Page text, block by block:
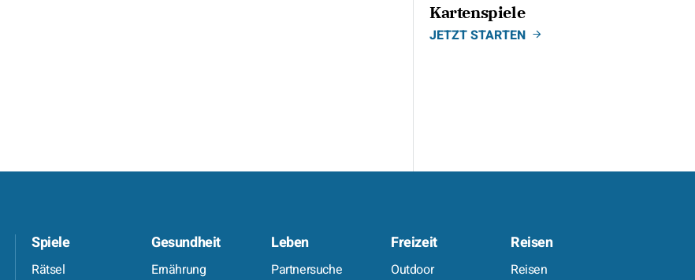
Kartenspiele
JETZT STARTEN
Spiele
Rätsel
Gesundheit
Ernährung
Leben
Partnersuche
Freizeit
Outdoor
Reisen
Reisen